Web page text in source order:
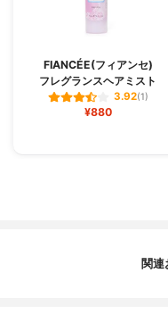
FIANCÉE(フィアンセ)
フレグランスヘアミスト
3.92(1)
¥880
関連